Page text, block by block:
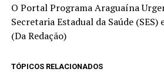
O Portal Programa Araguaína
Secretaria Estadual da Saúde (SES)
(Da Redação)
TÓPICOS RELACIONADOS